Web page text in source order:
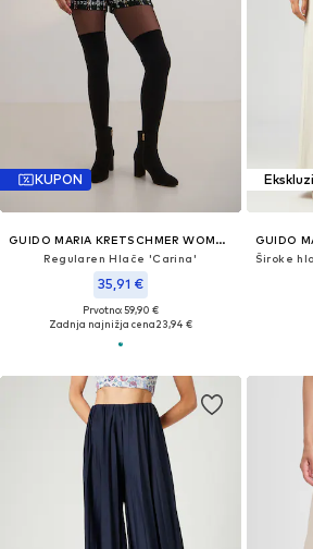
KUPON
GUIDO MARIA KRETSCHMER WOMEN
Regularen Hlače 'Carina'
35,91 €
Prvotno: 59,90 €
Zadnja najnižja cena23,94 €